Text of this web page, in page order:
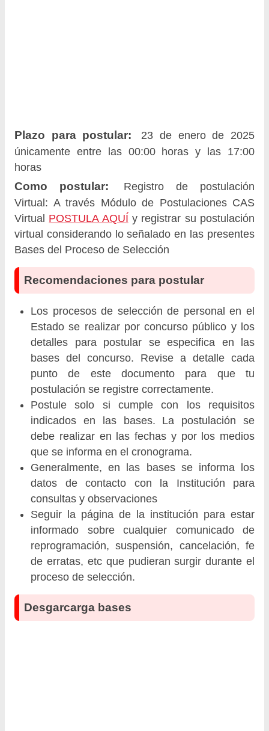
Plazo para postular:
23 de enero de 2025
únicamente entre las 00:00 horas y las 17:00
horas
Como postular:
Registro de postulación
Virtual: A través Módulo de Postulaciones CAS
Virtual POSTULA AQUÍ y registrar su postulación
virtual considerando lo señalado en las presentes
Bases del Proceso de Selección
Recomendaciones para postular
Los procesos de selección de personal en el
Estado se realizar por concurso público y los
detalles para postular se especifica en las
bases del concurso. Revise a detalle cada
punto de este documento para que tu
postulación se registre correctamente.
Postule solo si cumple con los requisitos
indicados en las bases. La postulación se
debe realizar en las fechas y por los medios
que se informa en el cronograma.
Generalmente, en las bases se informa los
datos de contacto con la Institución para
consultas y observaciones
Seguir la página de la institución para estar
informado sobre cualquier comunicado de
reprogramación, suspensión, cancelación, fe
de erratas, etc que pudieran surgir durante el
proceso de selección.
Desgarcarga bases